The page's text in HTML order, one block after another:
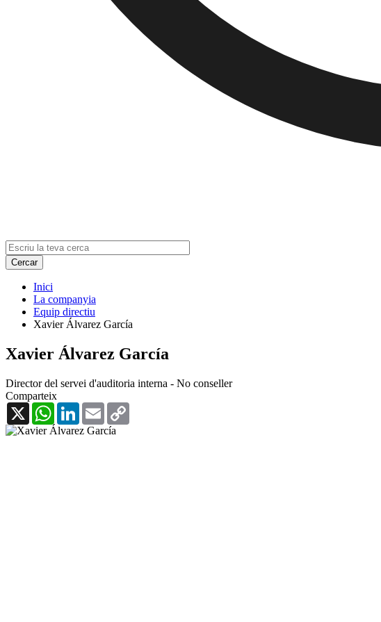
Inici
La companyia
Equip directiu
Xavier Álvarez García
Xavier Álvarez García
Director del servei d'auditoria interna - No conseller
Comparteix
X
WhatsAppLinkedInEmail